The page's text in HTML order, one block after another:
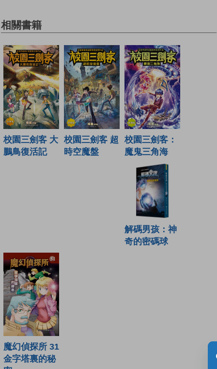
相關書籍
校園三劍客 大
鵬鳥復活記
校園三劍客 超
時空魔盤
校園三劍客：
魔鬼三角海
解碼男孩：神
奇的密碼球
魔幻偵探所 31
金字塔裏的秘